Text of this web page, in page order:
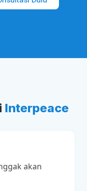
Interpeace
akan